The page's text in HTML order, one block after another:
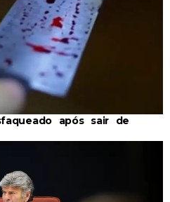
após sair de